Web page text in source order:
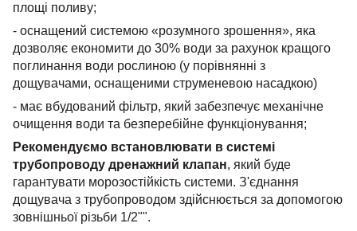
площі поливу;
- оснащений системою «розумного зрошення», яка
дозволяє економити до 30% води за рахунок кращого
поглинання води рослиною (у порівнянні з
дощувачами, оснащеними струменевою насадкою)
- має вбудований фільтр, який забезпечує механічне
очищення води та безперебійне функціонування;
Рекомендуємо встановлювати в системі
трубопроводу дренажний клапан, який буде
гарантувати морозостійкість системи. З'єднання
дощувача з трубопроводом здійснюється за допомогою
зовнішньої різьби 1/2"".